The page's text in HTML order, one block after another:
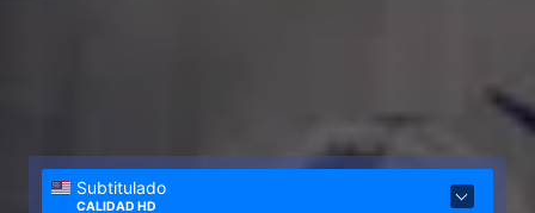
Subtitulado
CALIDAD HD